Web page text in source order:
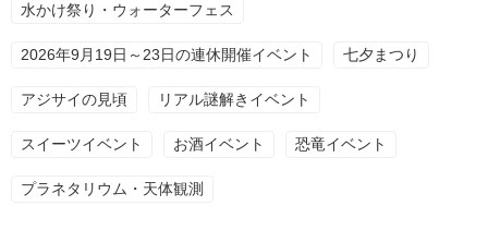
水かけ祭り・ウォーターフェス
2026年9月19日～23日の連休開催イベント 七夕まつり
アジサイの見頃 リアル謎解きイベント
スイーツイベント お酒イベント 恐竜イベント
プラネタリウム・天体観測